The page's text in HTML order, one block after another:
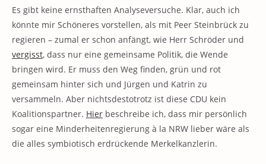
Es gibt keine ernsthaften Analyseversuche. Klar, auch ich
könnte mir Schöneres vorstellen, als mit Peer Steinbrück zu
regieren – zumal er schon anfängt, wie Herr Schröder und
vergisst, dass nur eine gemeinsame Politik, die Wende
bringen wird. Er muss den Weg finden, grün und rot
gemeinsam hinter sich und Jürgen und Katrin zu
versammeln. Aber nichtsdestotrotz ist diese CDU kein
Koalitionspartner. Hier beschreibe ich, dass mir persönlich
sogar eine Minderheitenregierung à la NRW lieber wäre als
die alles symbiotisch erdrückende Merkelkanzlerin.